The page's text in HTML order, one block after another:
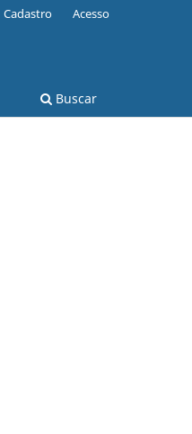
Buscar
Cadastro Acesso